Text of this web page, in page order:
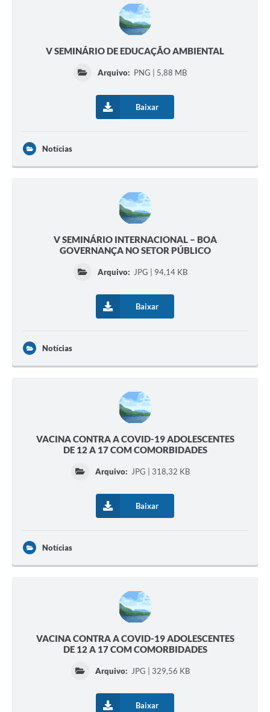
V SEMINÁRIO DE EDUCAÇÃO AMBIENTAL
Arquivo: PNG | 5,88 MB
Baixar
Notícias
V SEMINÁRIO INTERNACIONAL – BOA
GOVERNANÇA NO SETOR PÚBLICO
Arquivo: JPG | 94,14 KB
Baixar
Notícias
VACINA CONTRA A COVID-19 ADOLESCENTES
DE 12 A 17 COM COMORBIDADES
Arquivo: JPG | 318,32 KB
Baixar
Notícias
VACINA CONTRA A COVID-19 ADOLESCENTES
DE 12 A 17 COM COMORBIDADES
Arquivo: JPG | 329,56 KB
Baixar